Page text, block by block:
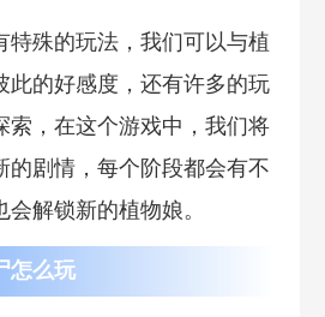
特殊的玩法，我们可以与植
此的好感度，还有许多的玩
索，在这个游戏中，我们将
的剧情，每个阶段都会有不
解锁新的植物娘。
怎么玩